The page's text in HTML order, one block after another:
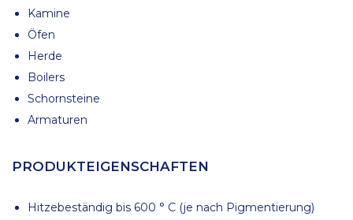
Kamine
Öfen
Herde
Boilers
Schornsteine
Armaturen
PRODUKTEIGENSCHAFTEN
Hitzebeständig bis 600 ° C (je nach Pigmentierung)